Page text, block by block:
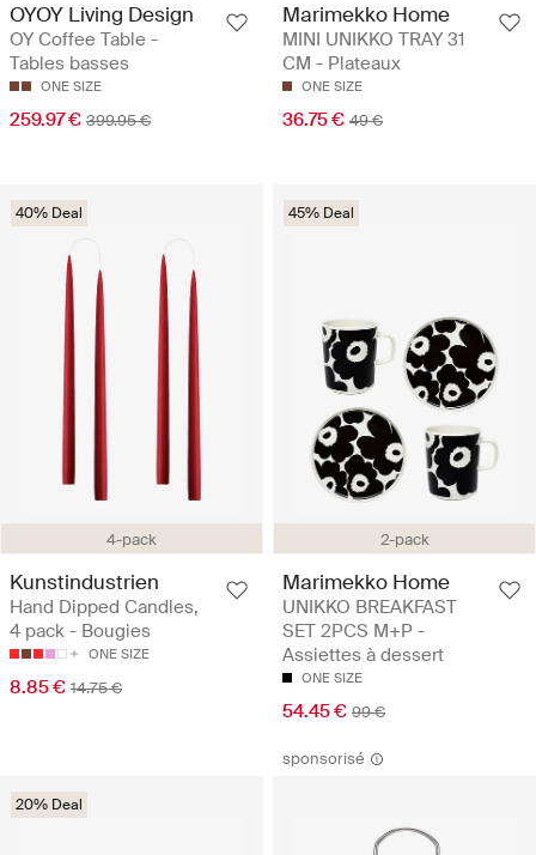
OYOY Living Design
OY Coffee Table -
Tables basses
ONE SIZE
259.97 € 399.95 €
Marimekko Home
MINI UNIKKO TRAY 31
CM - Plateaux
ONE SIZE
36.75 € 49 €
4-pack
40% Deal
Kunstindustrien
Hand Dipped Candles,
4 pack - Bougies
ONE SIZE
8.85 € 14.75 €
2-pack
45% Deal
Marimekko Home
UNIKKO BREAKFAST
SET 2PCS M+P -
Assiettes à dessert
ONE SIZE
54.45 € 99 €
20% Deal
sponsorisé